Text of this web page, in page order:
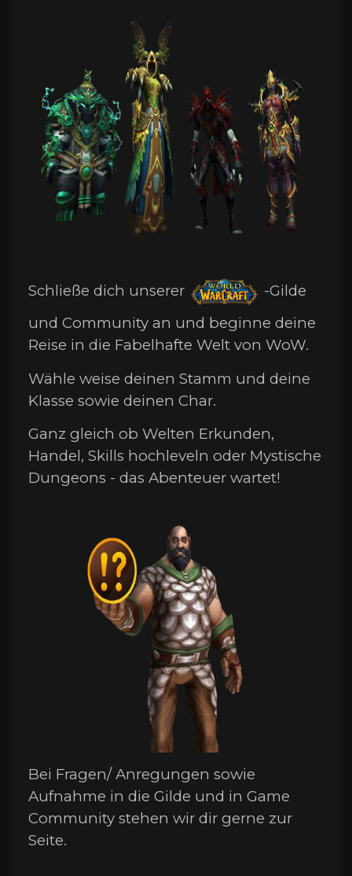
Schließe dich unserer
-Gilde
und Community an und beginne deine
Reise in die Fabelhafte Welt von WoW.
Wähle weise deinen Stamm und deine
Klasse sowie deinen Char.
Ganz gleich ob Welten Erkunden,
Handel, Skills hochleveln oder Mystische
Dungeons - das Abenteuer wartet!
Bei Fragen/ Anregungen sowie
Aufnahme in die Gilde und in Game
Community stehen wir dir gerne zur
Seite.